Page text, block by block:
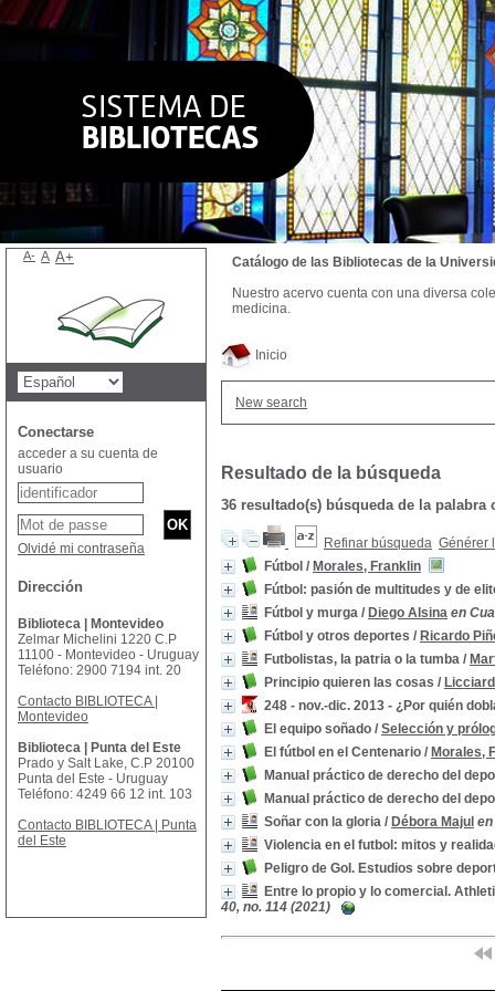
Inicio
New search
Resultado de la búsqueda
36 resultado(s) búsqueda de la palabra
Refinar búsqueda Générer
Fútbol / Morales, Franklin
Fútbol: pasión de multitudes y de
Fútbol y murga / Diego Alsina en
Fútbol y otros deportes / Ricardo
Futbolistas, la patria o la tumba /
Principio quieren las cosas /
248 - nov.-dic. 2013 - ¿Por quién
El equipo soñado / Selección y
El fútbol en el Centenario / Morales,
Manual práctico de derecho del
Manual práctico de derecho del
Soñar con la gloria / Débora Majul en
Violencia en el futbol: mitos y
Peligro de Gol. Estudios sobre
Entre lo propio y lo comercial.
40, no. 114 (2021)
Catálogo de las Bibliotecas de la
Nuestro acervo cuenta con una diversa
medicina.
A- A A+
Conectarse
acceder a su cuenta de
usuario
Olvidé mi contraseña
Dirección
Biblioteca | Montevideo
Zelmar Michelini 1220 C.P
11100 - Montevideo - Uruguay
Teléfono: 2900 7194 int. 20
Contacto BIBLIOTECA |
Montevideo
Biblioteca | Punta del Este
Prado y Salt Lake, C.P 20100
Punta del Este - Uruguay
Teléfono: 4249 66 12 int. 103
Contacto BIBLIOTECA | Punta
del Este